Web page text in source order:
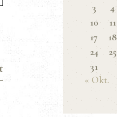
3
4
10
11
17
18
24
25
31
« Okt.